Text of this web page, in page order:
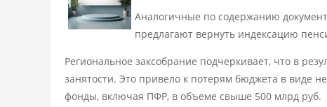
Аналогичные по содержанию
предлагают вернуть индексацию
Региональное заксобрание подчеркивает, что в
занятости. Это привело к потерям бюджета в виде
фонды, включая ПФР, в объеме свыше 500 млрд руб.